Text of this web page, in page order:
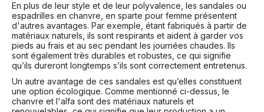
En plus de leur style et de leur polyvalence, les sandales ou
espadrilles en chanvre, en sparte pour femme présentent
d'autres avantages. Par exemple, étant fabriqués à partir de
matériaux naturels, ils sont respirants et aident à garder vos
pieds au frais et au sec pendant les journées chaudes. Ils
sont également très durables et robustes, ce qui signifie
qu’ils dureront longtemps s’ils sont correctement entretenus.
Un autre avantage de ces sandales est qu’elles constituent
une option écologique. Comme mentionné ci-dessus, le
chanvre et l'alfa sont des matériaux naturels et